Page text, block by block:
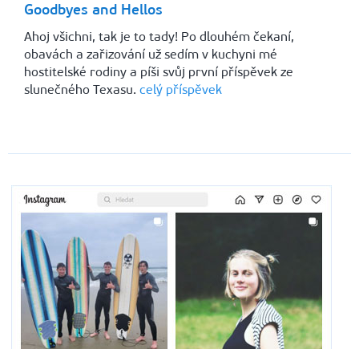
Goodbyes and Hellos
Ahoj všichni, tak je to tady! Po dlouhém čekaní,
obavách a zařizování už sedím v kuchyni mé
hostitelské rodiny a píši svůj první příspěvek ze
slunečného Texasu. celý příspěvek